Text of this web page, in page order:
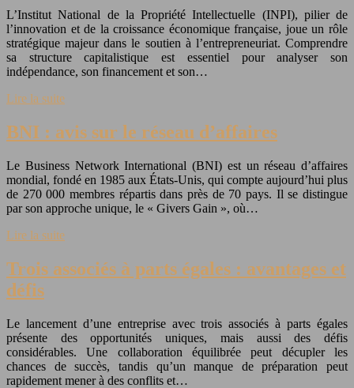
L’Institut National de la Propriété Intellectuelle (INPI), pilier de
l’innovation et de la croissance économique française, joue un rôle
stratégique majeur dans le soutien à l’entrepreneuriat. Comprendre
sa structure capitalistique est essentiel pour analyser son
indépendance, son financement et son…
Lire la suite
BNI : avis sur le réseau d’affaires
Le Business Network International (BNI) est un réseau d’affaires
mondial, fondé en 1985 aux États-Unis, qui compte aujourd’hui plus
de 270 000 membres répartis dans près de 70 pays. Il se distingue
par son approche unique, le « Givers Gain », où…
Lire la suite
Trois associés à parts égales : avantages et
défis
Le lancement d’une entreprise avec trois associés à parts égales
présente des opportunités uniques, mais aussi des défis
considérables. Une collaboration équilibrée peut décupler les
chances de succès, tandis qu’un manque de préparation peut
rapidement mener à des conflits et…